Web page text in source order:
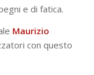
e di fatica.
Maurizio
con questo